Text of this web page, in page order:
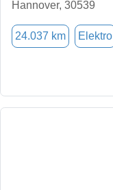
Hannover, 30539
24.037 km Elektro